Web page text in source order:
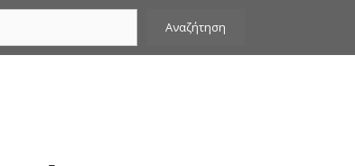
Αναζήτηση